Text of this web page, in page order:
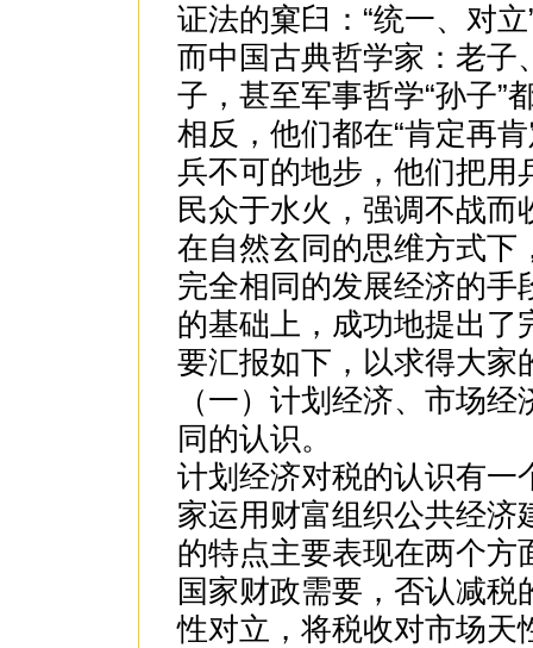
证法的窠臼：“统一、对立
而中国古典哲学家：老子
子，甚至军事哲学“孙子”
相反，他们都在“肯定再
兵不可的地步，他们把用
民众于水火，强调不战
在自然玄同的思维方式下
完全相同的发展经济的手
的基础上，成功地提出了
要汇报如下，以求得大家
（一）计划经济、市场
同的认识。
计划经济对税的认识有一
家运用财富组织公共经济
的特点主要表现在两个方
国家财政需要，否认减
性对立，将税收对市场天